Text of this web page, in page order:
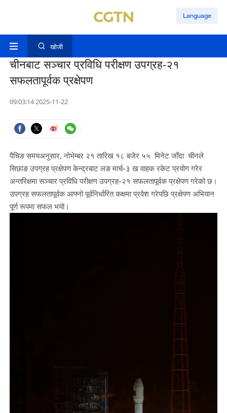
Language
खोजी
चीनबाट सञ्चार प्रविधि परीक्षण उपग्रह-२१
सफलतापूर्वक प्रक्षेपण
09:03:14 2025-11-22
पैचिङ समयअनुसार, नोभेम्बर २१ तारिख १८ बजेर ५५ मिनेट जाँदा चीनले
सिछाङ उपग्रह प्रक्षेपण केन्द्रबाट लङ मार्च-३ ख वाहक रकेट प्रयोग गरेर
अन्तरिक्षमा सञ्चार प्रविधि परीक्षण उपग्रह-२१ सफलतापूर्वक प्रक्षेपण गरेको छ।
उपग्रह सफलतापूर्वक आफ्नो पूर्वनिर्धारित कक्षमा प्रवेश गरेपछि प्रक्षेपण अभियान
पूर्ण रूपमा सफल भयो।